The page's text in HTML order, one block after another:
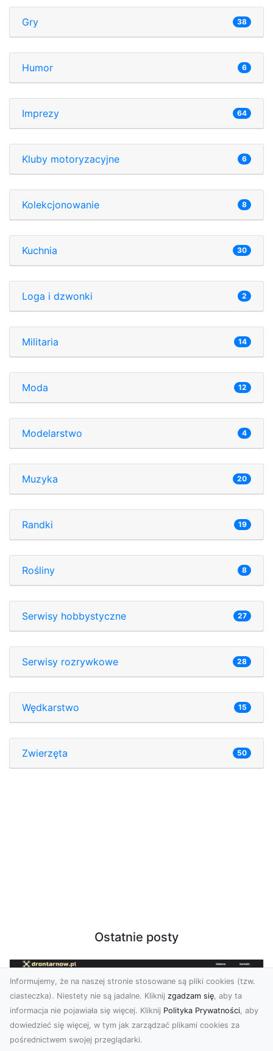
Gry 38
Humor 6
Imprezy 64
Kluby motoryzacyjne 6
Kolekcjonowanie 8
Kuchnia 30
Loga i dzwonki 2
Militaria 14
Moda 12
Modelarstwo 4
Muzyka 20
Randki 19
Rośliny 8
Serwisy hobbystyczne 27
Serwisy rozrywkowe 28
Wędkarstwo 15
Zwierzęta 50
Ostatnie posty
Informujemy, że na naszej stronie stosowane są pliki cookies (tzw.
ciasteczka). Niestety nie są jadalne. Kliknij zgadzam się, aby ta
informacja nie pojawiała się więcej. Kliknij Polityka Prywatności, aby
dowiedzieć się więcej, w tym jak zarządzać plikami cookies za
pośrednictwem swojej przeglądarki.